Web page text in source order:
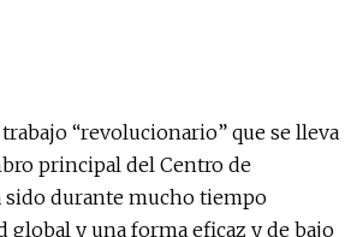
“revolucionario” que se lleva
principal del Centro de
sido durante mucho tiempo
global y una forma eficaz y de bajo